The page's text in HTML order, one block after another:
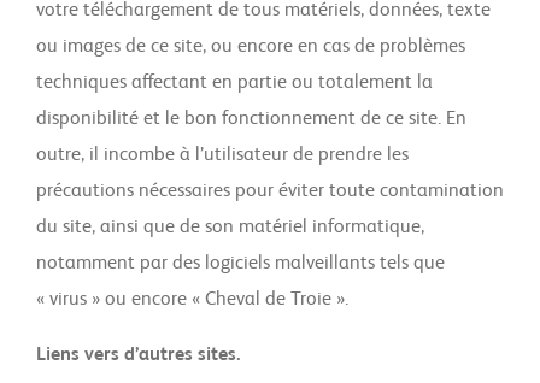
votre téléchargement de tous matériels, données, texte
ou images de ce site, ou encore en cas de problèmes
techniques affectant en partie ou totalement la
disponibilité et le bon fonctionnement de ce site. En
outre, il incombe à l’utilisateur de prendre les
précautions nécessaires pour éviter toute contamination
du site, ainsi que de son matériel informatique,
notamment par des logiciels malveillants tels que
« virus » ou encore « Cheval de Troie ».
Liens vers d’autres sites.